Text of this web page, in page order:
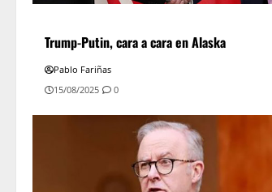
Trump-Putin, cara a cara en Alaska
Pablo Fariñas
15/08/2025
0